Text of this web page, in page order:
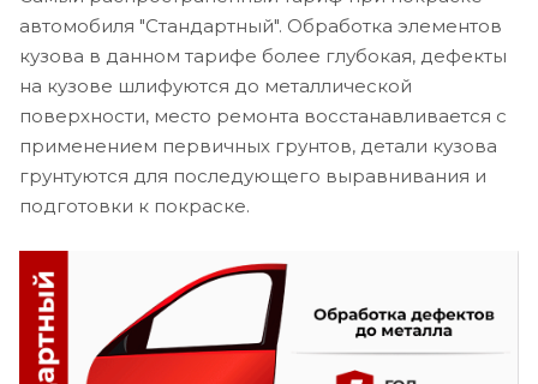
автомобиля "Стандартный". Обработка элементов
кузова в данном тарифе более глубокая, дефекты
на кузове шлифуются до металлической
поверхности, место ремонта восстанавливается с
применением первичных грунтов, детали кузова
грунтуются для последующего выравнивания и
подготовки к покраске.